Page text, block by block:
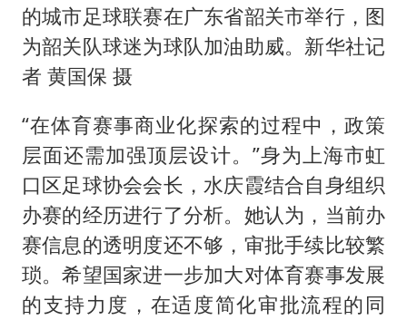
的城市足球联赛在广东省韶关市举行，图
为韶关队球迷为球队加油助威。新华社记
者 黄国保 摄
“在体育赛事商业化探索的过程中，政策
层面还需加强顶层设计。”身为上海市虹
口区足球协会会长，水庆霞结合自身组织
办赛的经历进行了分析。她认为，当前办
赛信息的透明度还不够，审批手续比较繁
琐。希望国家进一步加大对体育赛事发展
的支持力度，在适度简化审批流程的同